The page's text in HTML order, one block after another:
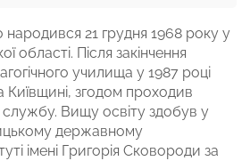
21 грудня 1968 року у
області. Після закінчення
училища у 1987 році
Київщині, згодом проходив
службу. Вищу освіту здобув у
державному
імені Григорія Сковороди за